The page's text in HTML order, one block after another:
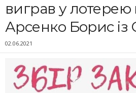
виграв у
Арсенко Борис із
02.06.2021